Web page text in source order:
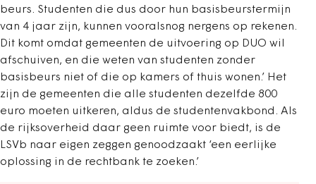
beurs. Studenten die dus door hun basisbeurstermijn
van 4 jaar zijn, kunnen vooralsnog nergens op rekenen.
Dit komt omdat gemeenten de uitvoering op DUO wil
afschuiven, en die weten van studenten zonder
basisbeurs niet of die op kamers of thuis wonen.’ Het
zijn de gemeenten die alle studenten dezelfde 800
euro moeten uitkeren, aldus de studentenvakbond. Als
de rijksoverheid daar geen ruimte voor biedt, is de
LSVb naar eigen zeggen genoodzaakt ‘een eerlijke
oplossing in de rechtbank te zoeken.’